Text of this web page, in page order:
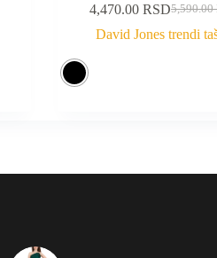
5,590.00
4,470.00 RSD
David Jones trendi